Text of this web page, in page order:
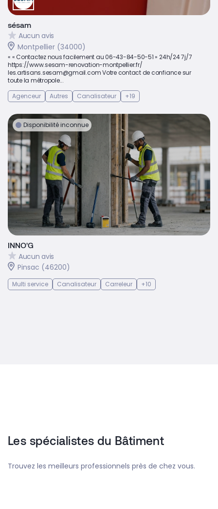
sésam
Aucun avis
Montpellier (34000)
« « Contactez nous facilement au 06-43-84-50-51 » 24h/24 7j/7
https://www.sesam-renovation-montpellier.fr/
les.artisans.sesam@gmail.com Votre contact de confiance sur
toute la métropole...
Agenceur
Autres Canalisateur +19
Disponibilité inconnue
INNO'G
Aucun avis
Pinsac (46200)
Multi service Canalisateur Carreleur +10
Les spécialistes du Bâtiment
Trouvez les meilleurs professionnels près de chez vous.